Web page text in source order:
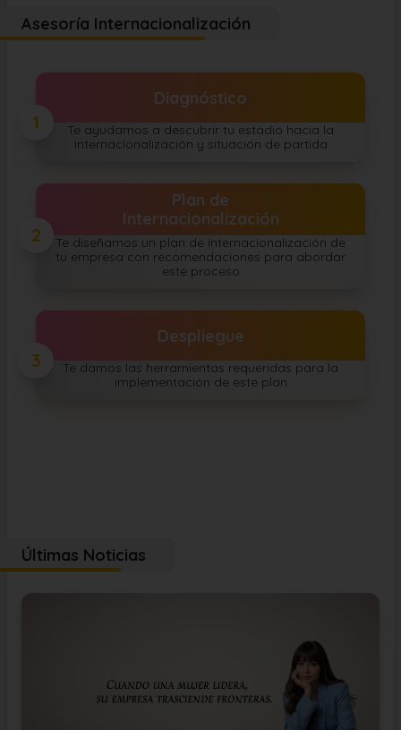
Asesoría Internacionalización
Diagnóstico
1
Te ayudamos a descubrir tu estadio hacia la
internacionalización y situación de partida
Plan de
Internacionalización
2
Te diseñamos un plan de internacionalización de
tu empresa con recomendaciones para abordar
este proceso
Despliegue
3
Te damos las herramientas requeridas para la
implementación de este plan
Últimas Noticias